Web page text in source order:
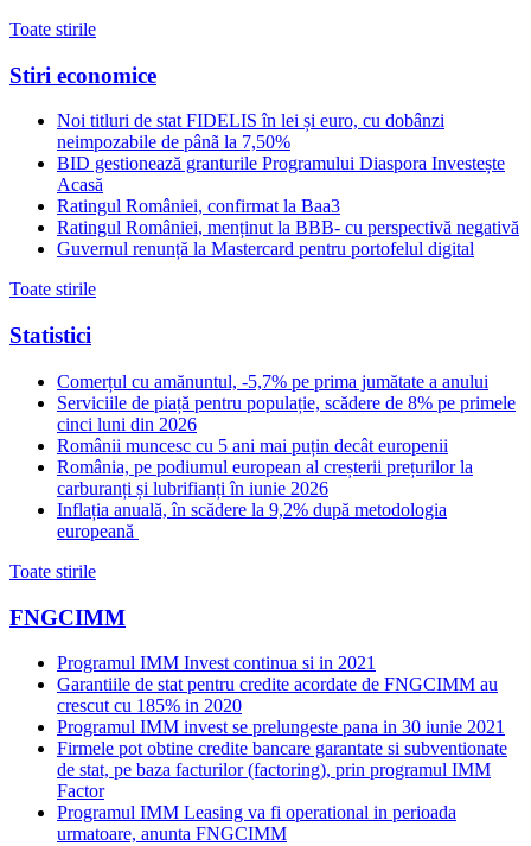
Toate stirile
Stiri economice
Noi titluri de stat FIDELIS în lei și euro, cu dobânzi
neimpozabile de pânã la 7,50%
BID gestionează granturile Programului Diaspora Investește
Acasă
Ratingul României, confirmat la Baa3
Ratingul României, menținut la BBB- cu perspectivă negativă
Guvernul renunță la Mastercard pentru portofelul digital
Toate stirile
Statistici
Comerțul cu amănuntul, -5,7% pe prima jumătate a anului
Serviciile de piață pentru populație, scădere de 8% pe primele
cinci luni din 2026
Românii muncesc cu 5 ani mai puțin decât europenii
România, pe podiumul european al creșterii prețurilor la
carburanți și lubrifianți în iunie 2026
Inflația anuală, în scădere la 9,2% după metodologia
europeană
Toate stirile
FNGCIMM
Programul IMM Invest continua si in 2021
Garantiile de stat pentru credite acordate de FNGCIMM au
crescut cu 185% in 2020
Programul IMM invest se prelungeste pana in 30 iunie 2021
Firmele pot obtine credite bancare garantate si subventionate
de stat, pe baza facturilor (factoring), prin programul IMM
Factor
Programul IMM Leasing va fi operational in perioada
urmatoare, anunta FNGCIMM